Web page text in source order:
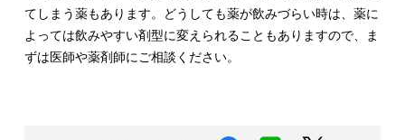
てしまう薬もあります。どうしても薬が飲みづらい時は、薬に
よっては飲みやすい剤型に変えられることもありますので、ま
ずは医師や薬剤師にご相談ください。